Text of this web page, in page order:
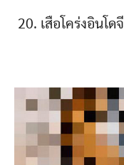
20. เสือโคร่งอินโ